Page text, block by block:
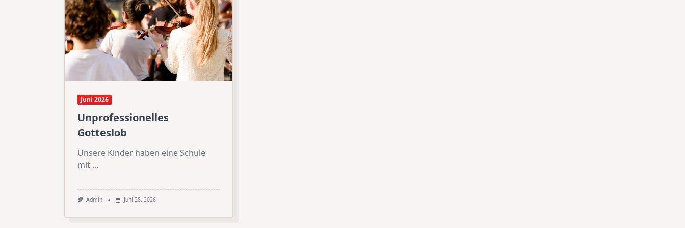
Juni 2026
Unprofessionelles
Gotteslob
Unsere Kinder haben eine Schule
mit ...
Admin Juni 28, 2026